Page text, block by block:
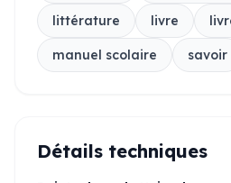
littérature livre
manuel scolaire savoir
Détails techniques